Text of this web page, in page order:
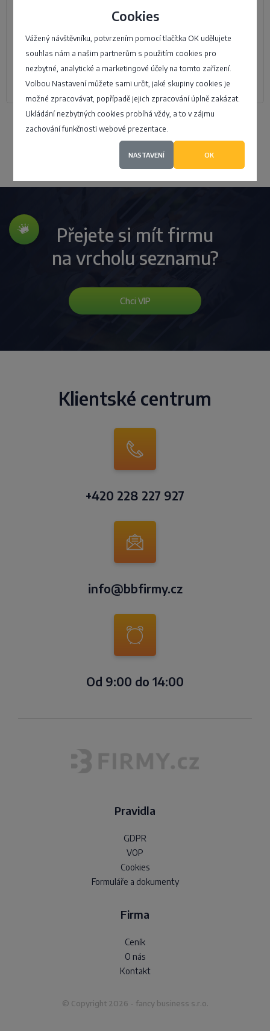
Cookies
Vážený návštěvníku, potvrzením pomocí tlačítka OK udělujete
souhlas nám a našim partnerům s použitím cookies pro
nezbytné, analytické a marketingové účely na tomto zařízení.
Volbou Nastavení můžete sami určit, jaké skupiny cookies je
možné zpracovávat, popřípadě jejich zpracování úplně zakázat.
Ukládání nezbytných cookies probíhá vždy, a to v zájmu
zachování funkčnosti webové prezentace.
NASTAVENÍ OK
Přidat firmu
Přejete si mít firmu
na vrcholu seznamu?
Chci VIP
Klientské centrum
+420 228 227 927
info@bbfirmy.cz
Od 9:00 do 14:00
Pravidla
GDPR
VOP
Cookies
Formuláře a dokumenty
Firma
Ceník
O nás
Kontakt
© Copyright 2026 - fancy business s.r.o.